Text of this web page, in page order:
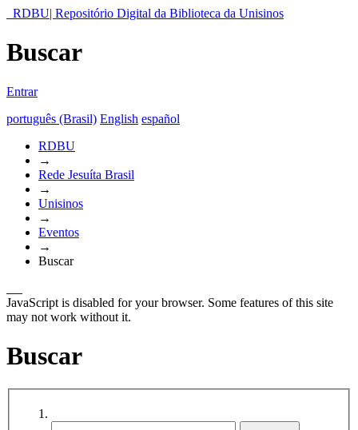
RDBU| Repositório Digital da Biblioteca da Unisinos
Buscar
Entrar
português (Brasil) English español
RDBU
→
Rede Jesuíta Brasil
→
Unisinos
→
Eventos
→
Buscar
JavaScript is disabled for your browser. Some features of this site
may not work without it.
Buscar